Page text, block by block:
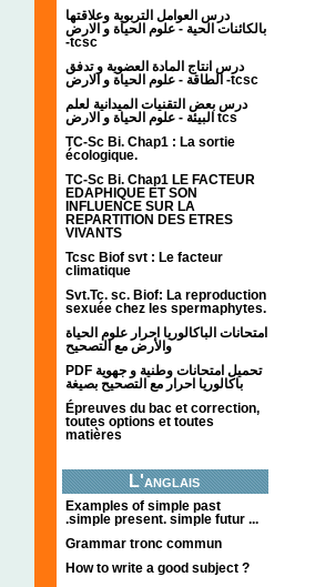
درس العوامل التربوية وعلاقتها
بالكائنات الحية - علوم الحياة و الارض
-tcsc
درس انتاج المادة العضوية و تدفق
الطاقة - علوم الحياة و الارض -tcsc
درس بعض التقنيات الميدانية لعلم
البيئة - علوم الحياة و الارض tcs
TC-Sc Bi. Chap1 : La sortie
écologique.
TC-Sc Bi. Chap1 LE FACTEUR
EDAPHIQUE ET SON
INFLUENCE SUR LA
REPARTITION DES ETRES
VIVANTS
Tcsc Biof svt : Le facteur
climatique
Svt.Tc. sc. Biof: La reproduction
sexuée chez les spermaphytes.
امتحانات الباكالوريا احرار علوم الحياة
والأرض مع التصحيح
PDF تحميل امتحانات وطنية و جهوية
باكالوريا احرار مع التصحيح بصيغة
Épreuves du bac et correction,
toutes options et toutes
matières
L'anglais
Examples of simple past
.simple present. simple futur ...
Grammar tronc commun
How to write a good subject ?